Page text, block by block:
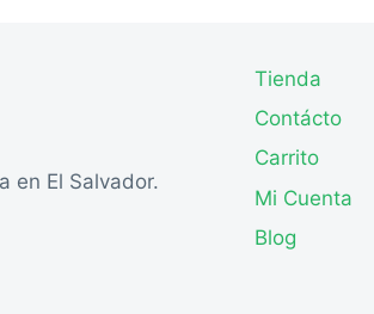
en El Salvador.
Tienda
Contácto
Carrito
Mi Cuenta
Blog